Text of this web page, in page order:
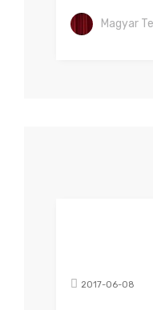
Magyar
2017-06-08